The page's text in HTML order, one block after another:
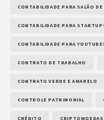
CONTABILIDADE PARA SALÃO DE
CONTABILIDADE PARA
CONTABILIDADE PARA
CONTRATO DE TRABALHO
CONTRATO VERDE E AMARELO
CONTROLE PATRIMONIAL
CRÉDITO CRIPTOMOEDAS